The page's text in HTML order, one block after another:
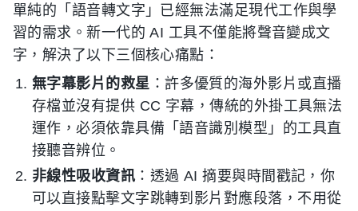
單純的「語音轉文字」已經無法滿足現代工作與學
習的需求。新一代的 AI 工具不僅能將聲音變成文
字，解決了以下三個核心痛點：
無字幕影片的救星 ：許多優質的海外影片或直播
存檔並沒有提供 CC 字幕，傳統的外掛工具無法
運作，必須依靠具備「語音識別模型」的工具直
接聽音辨位。
非線性吸收資訊：透過 AI 摘要與時間戳記，你
可以直接點擊文字跳轉到影片對應段落，不用從